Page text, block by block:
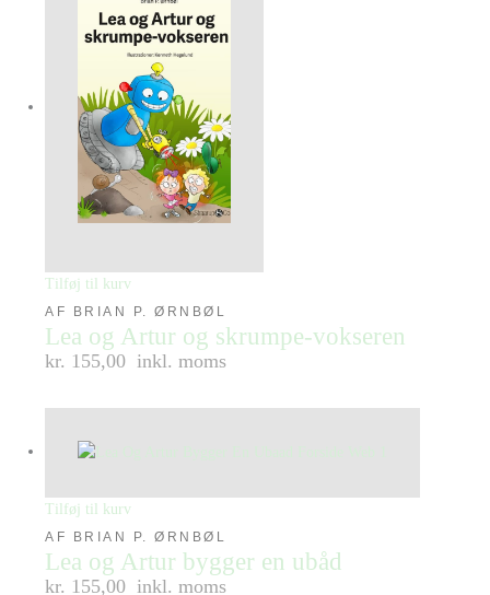
Tilføj til kurv
AF BRIAN P. ØRNBØL
Lea og Artur og skrumpe-vokseren
kr. 155,00 inkl. moms
Tilføj til kurv
AF BRIAN P. ØRNBØL
Lea og Artur bygger en ubåd
kr. 155,00 inkl. moms